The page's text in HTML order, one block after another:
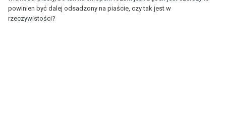
powinien być dalej odsadzony na piaście, czy tak jest w
rzeczywistości?